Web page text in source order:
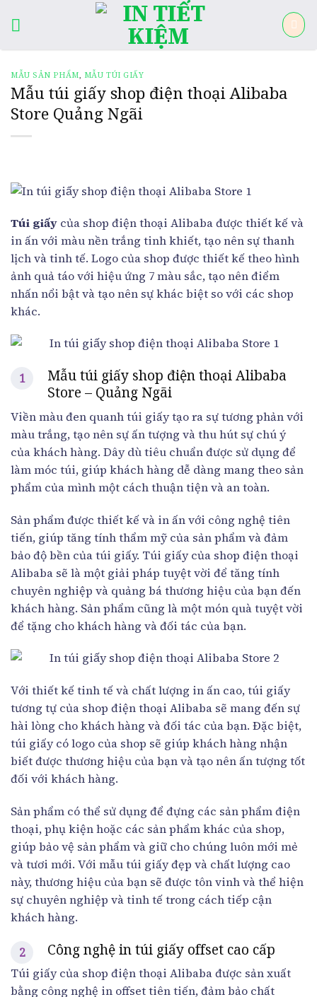
MẪU SẢN PHẨM, MẪU TÚI GIẤY
Mẫu túi giấy shop điện thoại Alibaba
Store Quảng Ngãi
Túi giấy của shop điện thoại Alibaba được thiết kế và
in ấn với màu nền trắng tinh khiết, tạo nên sự thanh
lịch và tinh tế. Logo của shop được thiết kế theo hình
ảnh quả táo với hiệu ứng 7 màu sắc, tạo nên điểm
nhấn nổi bật và tạo nên sự khác biệt so với các shop
khác.
Mẫu túi giấy shop điện thoại Alibaba
Store – Quảng Ngãi
Viền màu đen quanh túi giấy tạo ra sự tương phản với
màu trắng, tạo nên sự ấn tượng và thu hút sự chú ý
của khách hàng. Dây dù tiêu chuẩn được sử dụng để
làm móc túi, giúp khách hàng dễ dàng mang theo sản
phẩm của mình một cách thuận tiện và an toàn.
Sản phẩm được thiết kế và in ấn với công nghệ tiên
tiến, giúp tăng tính thẩm mỹ của sản phẩm và đảm
bảo độ bền của túi giấy. Túi giấy của shop điện thoại
Alibaba sẽ là một giải pháp tuyệt vời để tăng tính
chuyên nghiệp và quảng bá thương hiệu của bạn đến
khách hàng. Sản phẩm cũng là một món quà tuyệt vời
để tặng cho khách hàng và đối tác của bạn.
Với thiết kế tinh tế và chất lượng in ấn cao, túi giấy
tương tự của shop điện thoại Alibaba sẽ mang đến sự
hài lòng cho khách hàng và đối tác của bạn. Đặc biệt,
túi giấy có logo của shop sẽ giúp khách hàng nhận
biết được thương hiệu của bạn và tạo nên ấn tượng tốt
đối với khách hàng.
Sản phẩm có thể sử dụng để đựng các sản phẩm điện
thoại, phụ kiện hoặc các sản phẩm khác của shop,
giúp bảo vệ sản phẩm và giữ cho chúng luôn mới mẻ
và tươi mới. Với mẫu túi giấy đẹp và chất lượng cao
này, thương hiệu của bạn sẽ được tôn vinh và thể hiện
sự chuyên nghiệp và tinh tế trong cách tiếp cận
khách hàng.
Công nghệ in túi giấy offset cao cấp
Túi giấy của shop điện thoại Alibaba được sản xuất
bằng công nghệ in offset tiên tiến, đảm bảo chất